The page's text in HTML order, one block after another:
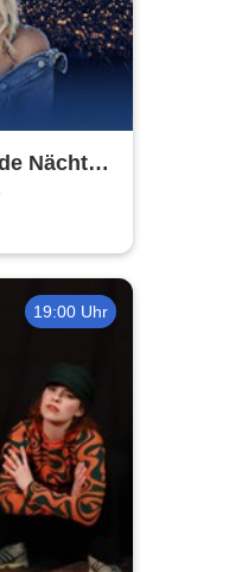
Nächte -
19:00 Uhr